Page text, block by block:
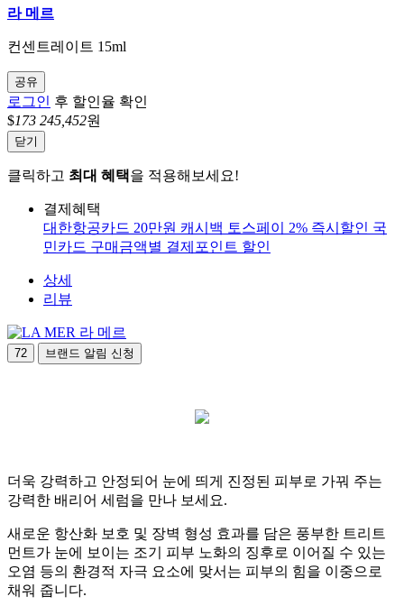
라 메르
컨센트레이트 15ml
공유
로그인 후 할인율 확인
$173 245,452원
닫기
클릭하고 최대 혜택을 적용해보세요!
결제혜택
대한항공카드 20만원 캐시백 토스페이 2% 즉시할인 국
민카드 구매금액별 결제포인트 할인
상세
리뷰
라 메르
72 브랜드 알림 신청
더욱 강력하고 안정되어 눈에 띄게 진정된 피부로 가꿔 주는
강력한 배리어 세럼을 만나 보세요.
새로운 항산화 보호 및 장벽 형성 효과를 담은 풍부한 트리트
먼트가 눈에 보이는 조기 피부 노화의 징후로 이어질 수 있는
오염 등의 환경적 자극 요소에 맞서는 피부의 힘을 이중으로
채워 줍니다.